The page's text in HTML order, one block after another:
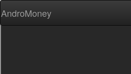
AndroMoney